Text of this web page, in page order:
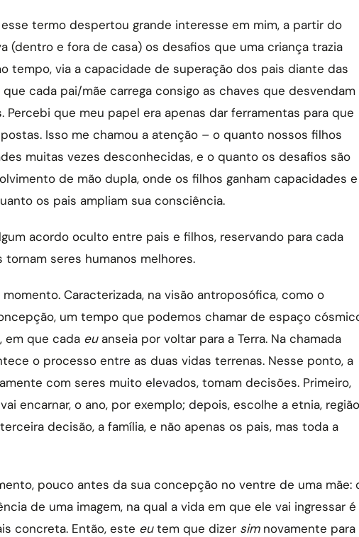
termo despertou grande interesse em mim, a partir do
(dentro e fora de casa) os desafios que uma criança trazia
tempo, via a capacidade de superação dos pais diante das
cada pai/mãe carrega consigo as chaves que desvendam
Percebi que meu papel era apenas dar ferramentas para que
Isso me chamou a atenção – o quanto nossos filhos
muitas vezes desconhecidas, e o quanto os desafios são
de mão dupla, onde os filhos ganham capacidades e
os pais ampliam sua consciência.
acordo oculto entre pais e filhos, reservando para cada
seres humanos melhores.
Caracterizada, na visão antroposófica, como o
um tempo que podemos chamar de espaço
em que cada euanseia por voltar para a Terra. Na chamada
o processo entre as duas vidas terrenas. Nesse ponto, a
com seres muito elevados, tomam decisões. Primeiro,
encarnar, o ano, por exemplo; depois, escolhe a etnia,
decisão, a família, e não apenas os pais, mas toda a
pouco antes da sua concepção no ventre de uma mãe:
de uma imagem, na qual a vida em que ele vai ingressar é
concreta. Então, este eutem que dizer simnovamente para